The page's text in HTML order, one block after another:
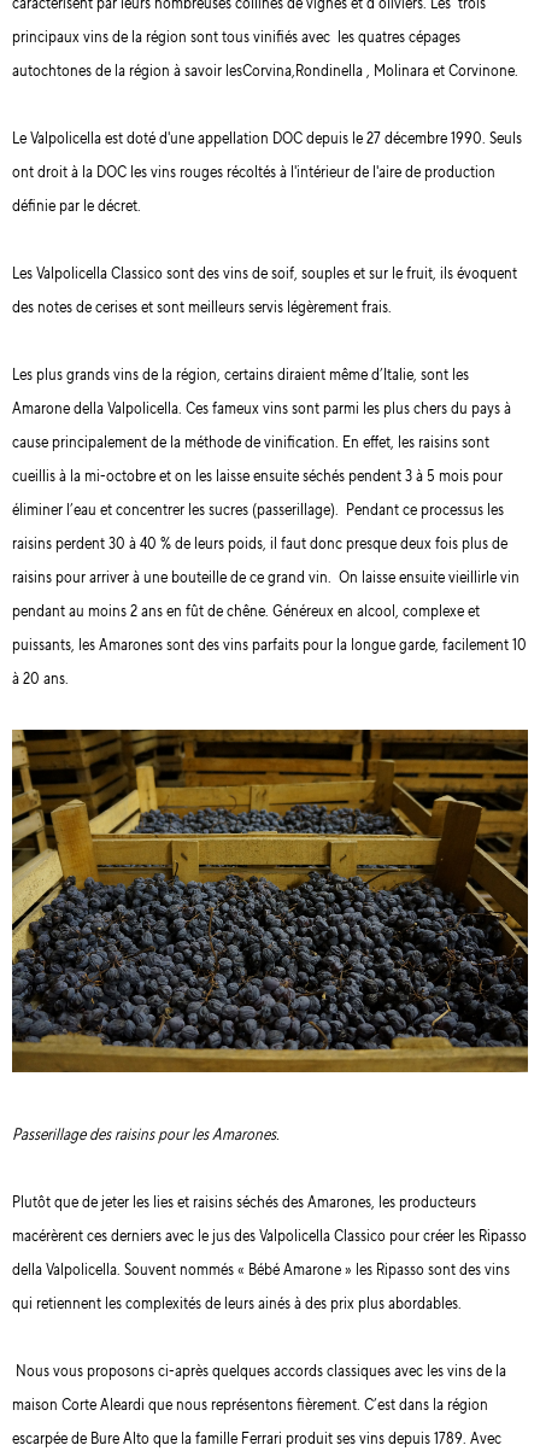
principaux vins de la région sont tous vinifiés avec les quatres cépages
autochtones de la région à savoir lesCorvina,Rondinella , Molinara et Corvinone.
Le Valpolicella est doté d'une appellation DOC depuis le 27 décembre 1990. Seuls
ont droit à la DOC les vins rouges récoltés à l'intérieur de l'aire de production
définie par le décret.
Les Valpolicella Classico sont des vins de soif, souples et sur le fruit, ils évoquent
des notes de cerises et sont meilleurs servis légèrement frais.
Les plus grands vins de la région, certains diraient même d’Italie, sont les
Amarone della Valpolicella. Ces fameux vins sont parmi les plus chers du pays à
cause principalement de la méthode de vinification. En effet, les raisins sont
cueillis à la mi-octobre et on les laisse ensuite séchés pendent 3 à 5 mois pour
éliminer l’eau et concentrer les sucres (passerillage). Pendant ce processus les
raisins perdent 30 à 40 % de leurs poids, il faut donc presque deux fois plus de
raisins pour arriver à une bouteille de ce grand vin. On laisse ensuite vieillirle vin
pendant au moins 2 ans en fût de chêne. Généreux en alcool, complexe et
puissants, les Amarones sont des vins parfaits pour la longue garde, facilement 10
à 20 ans.
Passerillage des raisins pour les Amarones.
Plutôt que de jeter les lies et raisins séchés des Amarones, les producteurs
macérèrent ces derniers avec le jus des Valpolicella Classico pour créer les Ripasso
della Valpolicella. Souvent nommés « Bébé Amarone » les Ripasso sont des vins
qui retiennent les complexités de leurs ainés à des prix plus abordables.
Nous vous proposons ci-après quelques accords classiques avec les vins de la
maison Corte Aleardi que nous représentons fièrement. C’est dans la région
escarpée de Bure Alto que la famille Ferrari produit ses vins depuis 1789. Avec